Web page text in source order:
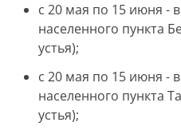
с 20 мая по 15 июня -
населенного пункта
устья);
с 20 мая по 15 июня -
населенного пункта
устья);